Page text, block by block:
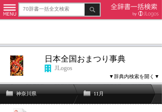
日本全国おまつり事典
JLogos
▼辞典内検索を開く▼
神奈川県 11月